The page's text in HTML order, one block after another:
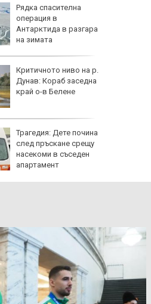
Рядка спасителна
операция в
Антарктида в разгара
на зимата
Критичното ниво на р.
Дунав: Кораб заседна
край о-в Белене
Трагедия: Дете почина
след пръскане срещу
насекоми в съседен
апартамент